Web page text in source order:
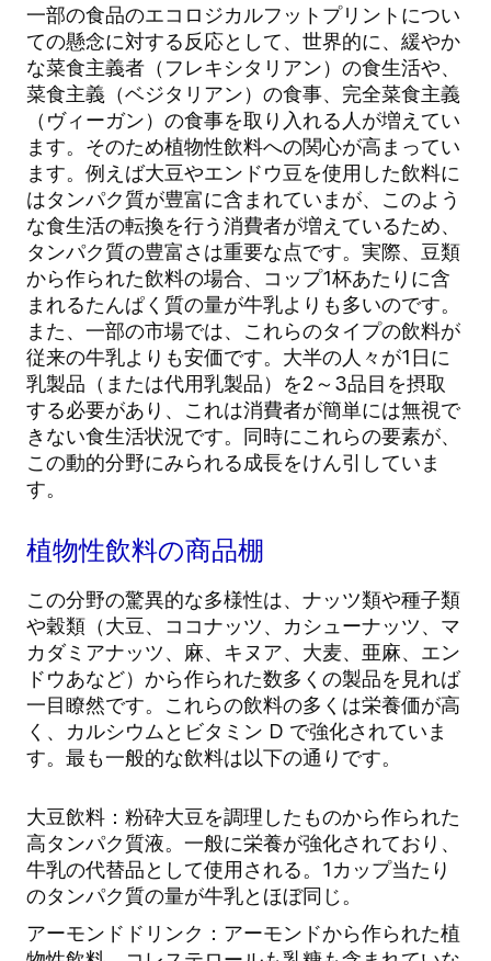
一部の食品のエコロジカルフットプリントについ
ての懸念に対する反応として、世界的に、緩やか
な菜食主義者（フレキシタリアン）の食生活や、
菜食主義（ベジタリアン）の食事、完全菜食主義
（ヴィーガン）の食事を取り入れる人が増えてい
ます。そのため植物性飲料への関心が高まってい
ます。例えば大豆やエンドウ豆を使用した飲料に
はタンパク質が豊富に含まれていまが、このよう
な食生活の転換を行う消費者が増えているため、
タンパク質の豊富さは重要な点です。実際、豆類
から作られた飲料の場合、コップ1杯あたりに含
まれるたんぱく質の量が牛乳よりも多いのです。
また、一部の市場では、これらのタイプの飲料が
従来の牛乳よりも安価です。大半の人々が1日に
乳製品（または代用乳製品）を2～3品目を摂取
する必要があり、これは消費者が簡単には無視で
きない食生活状況です。同時にこれらの要素が、
この動的分野にみられる成長をけん引していま
す。
植物性飲料の商品棚
この分野の驚異的な多様性は、ナッツ類や種子類
や穀類（大豆、ココナッツ、カシューナッツ、マ
カダミアナッツ、麻、キヌア、大麦、亜麻、エン
ドウあなど）から作られた数多くの製品を見れば
一目瞭然です。これらの飲料の多くは栄養価が高
く、カルシウムとビタミン D で強化されていま
す。最も一般的な飲料は以下の通りです。
大豆飲料：粉砕大豆を調理したものから作られた
高タンパク質液。一般に栄養が強化されており、
牛乳の代替品として使用される。1カップ当たり
のタンパク質の量が牛乳とほぼ同じ。
アーモンドドリンク：アーモンドから作られた植